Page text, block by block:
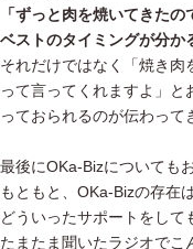
「ずっと肉を焼いてきた
ベストのタイミングが分か
それだけではなく「焼き
って言ってくれますよ」
っておられるのが伝わって
最後にOKa-Bizについても
もともと、OKa-Bizの存在
どういったサポートをして
たまたま聞いたラジオでこ